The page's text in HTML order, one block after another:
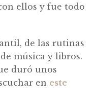
ellos y fue todo
de las rutinas
música y libros.
duró unos
en este